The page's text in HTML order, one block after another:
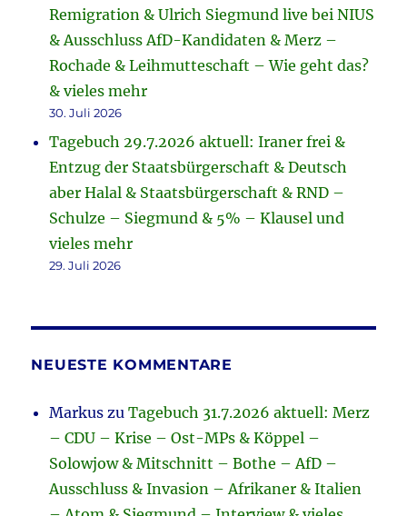
Remigration & Ulrich Siegmund live bei NIUS
& Ausschluss AfD-Kandidaten & Merz –
Rochade & Leihmutteschaft – Wie geht das?
& vieles mehr
30. Juli 2026
Tagebuch 29.7.2026 aktuell: Iraner frei &
Entzug der Staatsbürgerschaft & Deutsch
aber Halal & Staatsbürgerschaft & RND –
Schulze – Siegmund & 5% – Klausel und
vieles mehr
29. Juli 2026
NEUESTE KOMMENTARE
Markus zuTagebuch 31.7.2026 aktuell: Merz
– CDU – Krise – Ost-MPs & Köppel –
Solowjow & Mitschnitt – Bothe – AfD –
Ausschluss & Invasion – Afrikaner & Italien